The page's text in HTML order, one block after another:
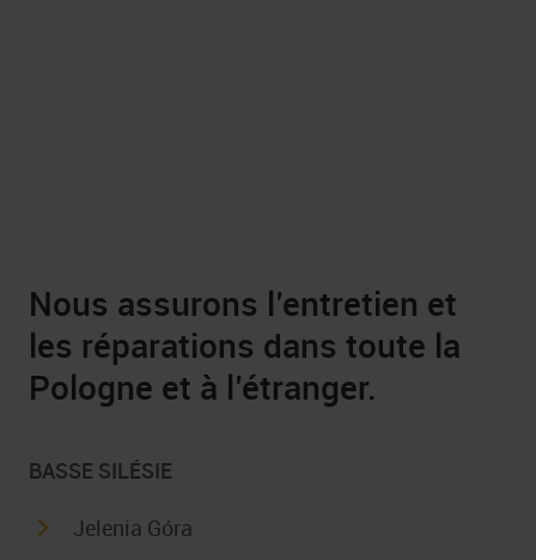
Nous assurons l’entretien et
les réparations dans toute la
Pologne et à l’étranger.
BASSE SILÉSIE
Jelenia Góra